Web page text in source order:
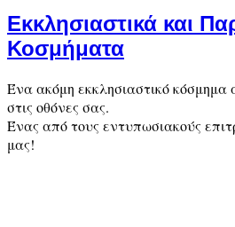
Εκκλησιαστικά και
Κοσμήματα
Ένα ακόμη εκκλησιαστικό κόσμημα
στις οθόνες σας.
Ένας από τους εντυπωσιακούς
μας!